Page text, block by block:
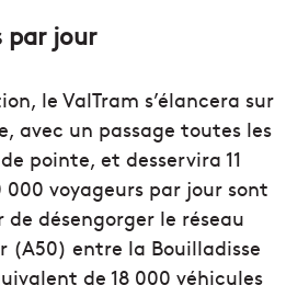
par jour
le ValTram s’élancera sur
avec un passage toutes les
pointe, et desservira 11
voyageurs par jour sont
désengorger le réseau
entre la Bouilladisse
de 18 000 véhicules